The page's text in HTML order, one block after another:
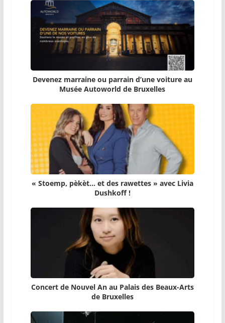
Devenez marraine ou parrain d’une voiture au
Musée Autoworld de Bruxelles
« Stoemp, pèkèt… et des rawettes » avec Livia
Dushkoff !
Concert de Nouvel An au Palais des Beaux-Arts
de Bruxelles